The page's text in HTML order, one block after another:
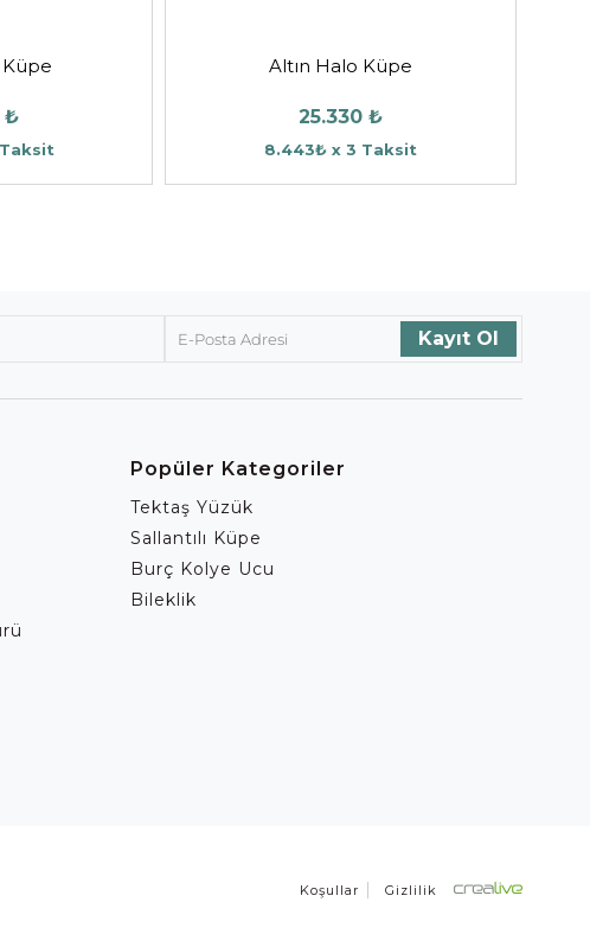
Küpe
₺
Altın Halo Küpe
25.330 ₺
8.443₺ x 3 Taksit
Popüler Kategoriler
Tektaş Yüzük
Sallantılı Küpe
Burç Kolye Ucu
Bileklik
Koşullar Gizlilik